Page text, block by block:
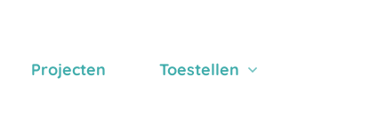
Projecten Toestellen